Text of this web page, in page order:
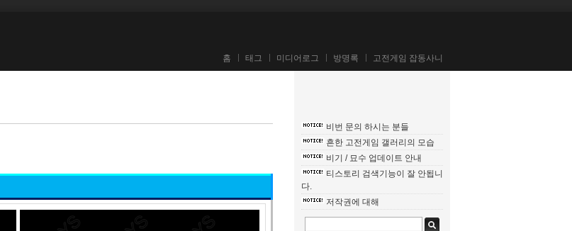
홈 태그 미디어로그 방명록 고전게임 잡동사니
비번 문의 하시는 분들
흔한 고전게임 갤러리의 모습
비기 / 묘수 업데이트 안내
티스토리 검색기능이 잘 안됩니
다.
저작권에 대해